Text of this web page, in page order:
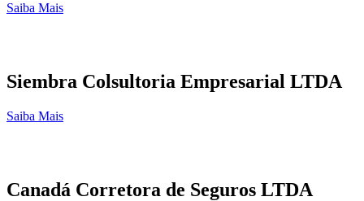
Saiba Mais
Siembra Colsultoria Empresarial LTDA
Saiba Mais
Canadá Corretora de Seguros LTDA